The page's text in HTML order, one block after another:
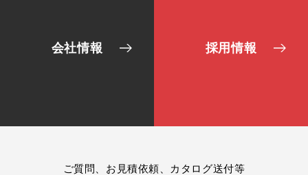
会社情報 採用情報
ご質問、お見積依頼、カタログ送付等